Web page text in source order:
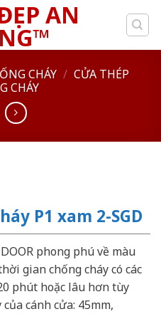
CHÁY / CỬA THÉP
CHÁY
P1 xam 2-SGD
phong phú về màu
gian chống cháy có các
phút hoặc lâu hơn tùy
cánh cửa: 45mm,